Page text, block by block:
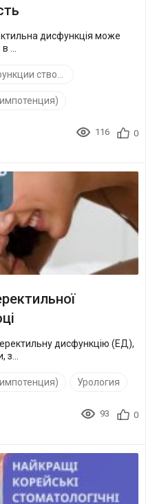
дисфункція може
...
116 0
дисфункцію (ЕД),
Урология
93 0